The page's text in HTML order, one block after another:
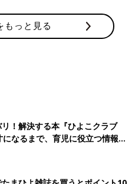
もっと見る
！解決する本『ひよこクラブ
なるまで、育児に役立つ情報が